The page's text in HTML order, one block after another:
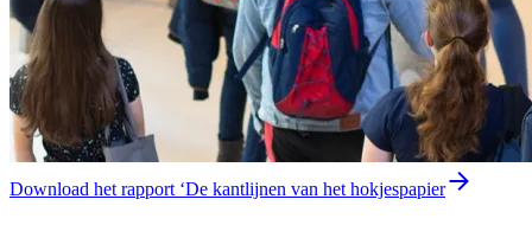
Download het rapport ‘De kantlijnen van het hokjespapier